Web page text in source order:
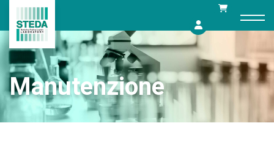
content
Manutenzione